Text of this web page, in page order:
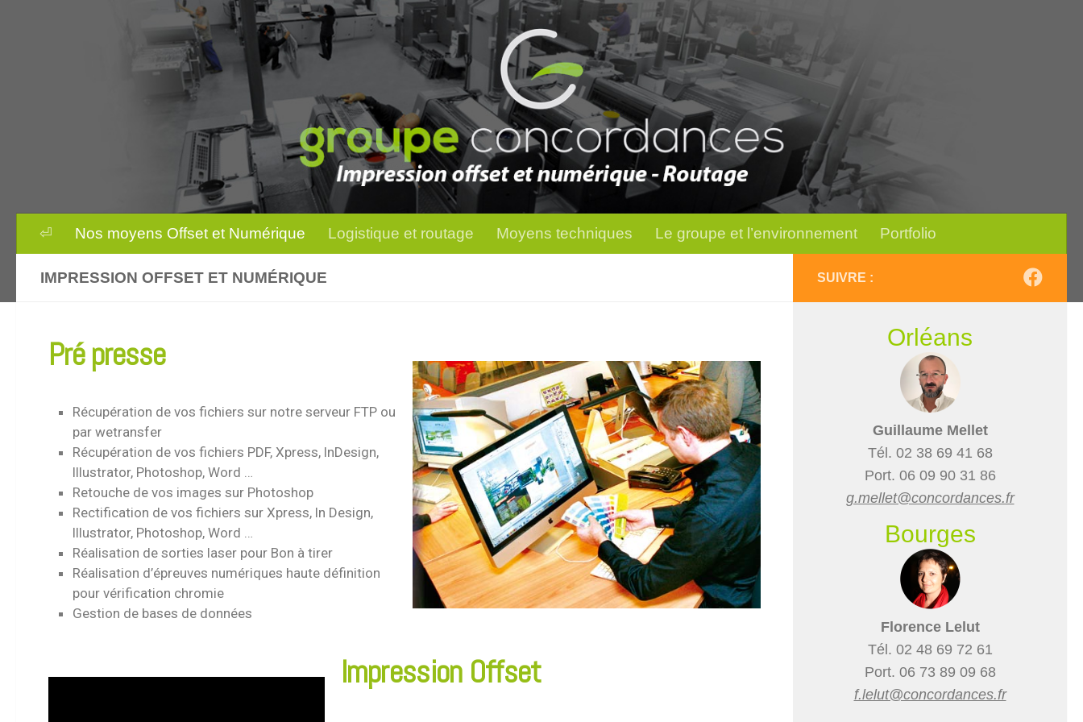
⏎ Nos moyens Offset et Numérique Logistique et routage Moyens techniques Le groupe et l’environnement Portfolio
IMPRESSION OFFSET ET NUMÉRIQUE
Pré presse
Récupération de vos fichiers sur notre serveur FTP ou
par wetransfer
Récupération de vos fichiers PDF, Xpress, lnDesign,
lllustrator, Photoshop, Word …
Retouche de vos images sur Photoshop
Rectification de vos fichiers sur Xpress, ln Design,
lllustrator, Photoshop, Word …
Réalisation de sorties laser pour Bon à tirer
Réalisation d’épreuves numériques haute définition
pour vérification chromie
Gestion de bases de données
Impression Offset
SUIVRE :
Orléans
Guillaume Mellet
Tél. 02 38 69 41 68
Port. 06 09 90 31 86
g.mellet@concordances.fr
Bourges
Florence Lelut
Tél. 02 48 69 72 61
Port. 06 73 89 09 68
f.lelut@concordances.fr